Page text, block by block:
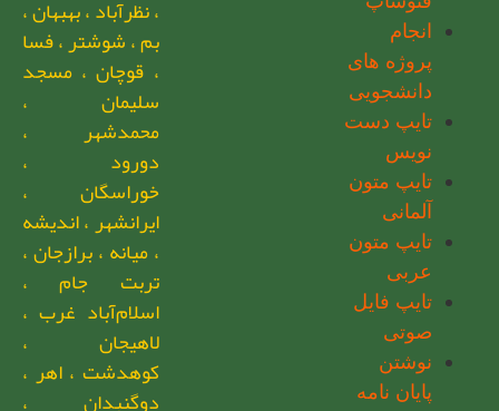
انجام
پروژه های
دانشجویی
تایپ دست
نویس
تایپ متون
آلمانی
تایپ متون
عربی
تایپ فایل
صوتی
نوشتن
پایان نامه
، نظرآباد ، بهبهان ،
بم ، شوشتر ، فسا
، قوچان ، مسجد
سلیمان ،
محمدشهر ،
دورود ،
خوراسگان ،
ایرانشهر ، اندیشه
، میانه ، برازجان ،
تربت جام ،
اسلام‌آباد غرب ،
لاهیجان ،
کوهدشت ، اهر ،
دوگنبدان ،